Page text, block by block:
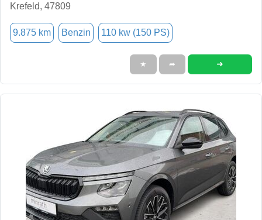
Krefeld, 47809
9.875 km Benzin 110 kw (150 PS)
★ ➦ ➜